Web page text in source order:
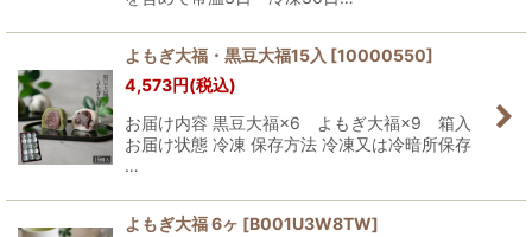
よもぎ大福・黒豆大福15入 [10000550]
4,573円(税込)
お届け内容 黒豆大福×6 よもぎ大福×9 箱入
お届け状態 冷凍 保存方法 冷凍又は冷暗所保存
…
よもぎ大福 6ヶ [B001U3W8TW]